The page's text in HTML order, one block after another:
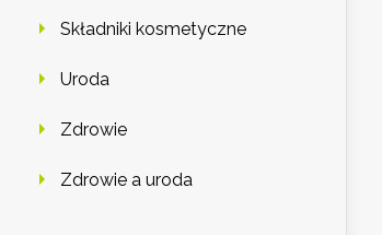
Składniki kosmetyczne
Uroda
Zdrowie
Zdrowie a uroda